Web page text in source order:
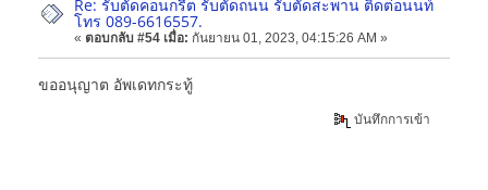
Re: รับตัดคอนกรีต รับตัดถนน รับตัดสะพาน ติดต่อนนท์
โทร 089-6616557.
« ตอบกลับ #54 เมื่อ: กันยายน 01, 2023, 04:15:26 AM »
ขออนุญาต อัพเดทกระทู้
บันทึกการเข้า